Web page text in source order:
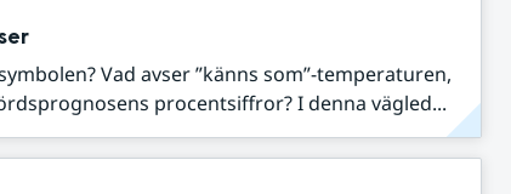
Vad avser ”känns som”-temperaturen,
procentsiffror? I denna vägled...